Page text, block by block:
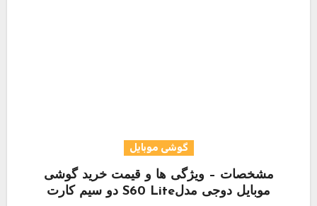
گوشی موبایل
مشخصات – ویژگی ها و قیمت خرید گوشی
موبایل دوجی مدلS60 Lite دو سیم کارت